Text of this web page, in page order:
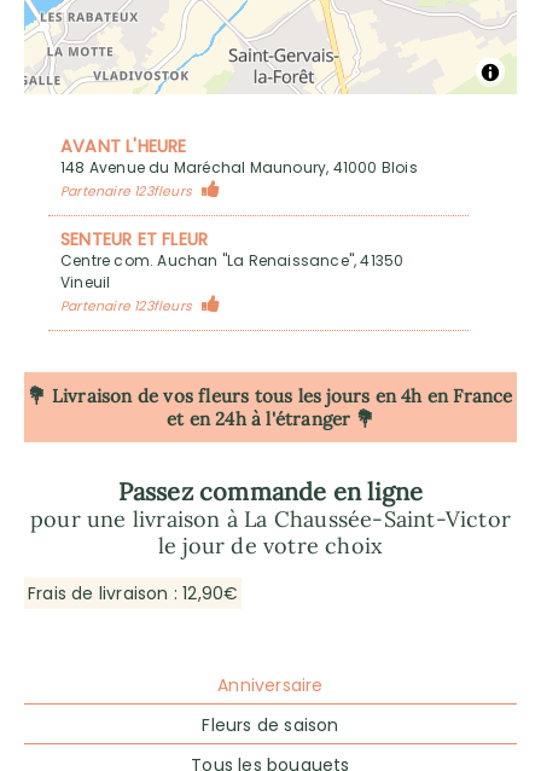
AVANT L'HEURE
148 Avenue du Maréchal Maunoury, 41000 Blois
Partenaire 123fleurs
SENTEUR ET FLEUR
Centre com. Auchan "La Renaissance", 41350
Vineuil
Partenaire 123fleurs
💐 Livraison de vos fleurs tous les jours en 4h en France
et en 24h à l'étranger 💐
Passez commande en ligne
pour une livraison à La Chaussée-Saint-Victor
le jour de votre choix
Frais de livraison : 12,90€
Anniversaire
Fleurs de saison
Tous les bouquets